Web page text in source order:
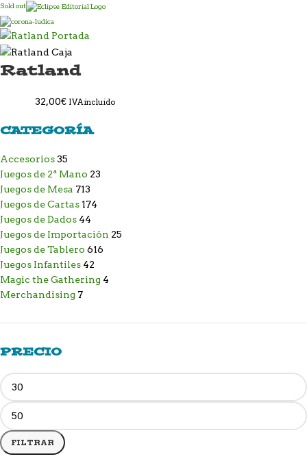
CATEGORÍA
Accesorios35
Juegos de 2ª Mano 23
Juegos de Mesa 713
Juegos de Cartas 174
Juegos de Dados 44
Juegos de Importación 25
Juegos de Tablero 616
Juegos Infantiles 42
Magic the Gathering 4
Merchandising 7
PRECIO
FILTRAR
Sold out
Ratland
32,00€ IVA incluido